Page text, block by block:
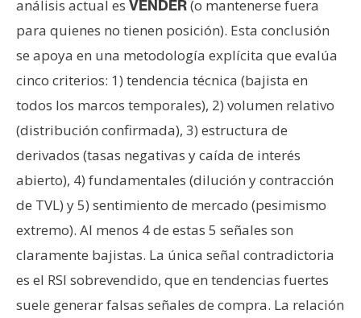
análisis actual es VENDER(o mantenerse fuera
para quienes no tienen posición). Esta conclusión
se apoya en una metodología explícita que evalúa
cinco criterios: 1) tendencia técnica (bajista en
todos los marcos temporales), 2) volumen relativo
(distribución confirmada), 3) estructura de
derivados (tasas negativas y caída de interés
abierto), 4) fundamentales (dilución y contracción
de TVL) y 5) sentimiento de mercado (pesimismo
extremo). Al menos 4 de estas 5 señales son
claramente bajistas. La única señal contradictoria
es el RSI sobrevendido, que en tendencias fuertes
suele generar falsas señales de compra. La relación